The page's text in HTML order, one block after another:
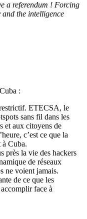
a referendum ! Forcing
the intelligence
:
ETECSA, le
sans fil dans les
et aux citoyens de
c’est ce que la
à Cuba.
près la vie des hackers
de réseaux
ne voient jamais.
de ce que les
face à